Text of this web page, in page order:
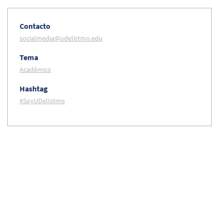
Contacto
socialmedia@udelistmo.edu
Tema
Académico
Hashtag
#SoyUDelIstmo